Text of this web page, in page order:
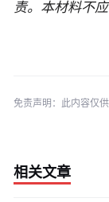
责。本材料不
免责声明：此内容仅
相关文章